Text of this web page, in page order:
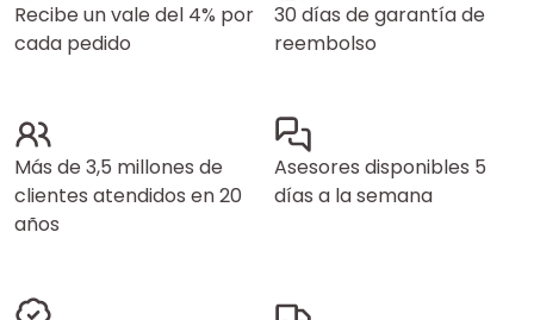
Recibe un vale del 4% por
cada pedido
30 días de garantía de
reembolso
Más de 3,5 millones de
clientes atendidos en 20
años
Asesores disponibles 5
días a la semana